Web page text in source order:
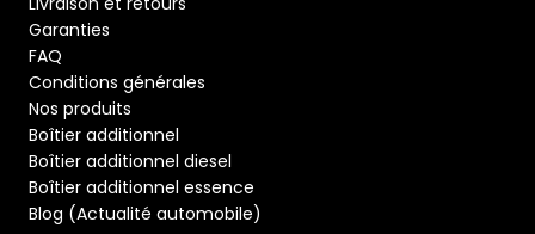
Garanties
FAQ
Conditions générales
Nos produits
Boîtier additionnel
Boîtier additionnel diesel
Boîtier additionnel essence
Blog (Actualité automobile)